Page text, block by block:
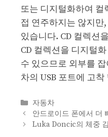
또는 디지털화하여 컬
접 연주하지는 않지만
있습니다. CD 컬렉션
CD 컬렉션을 디지털
수 있으므로 외부를
차의 USB 포트에 고
Categories
자동차
안드로이드 폰에서 더
Luka Doncic의 체중